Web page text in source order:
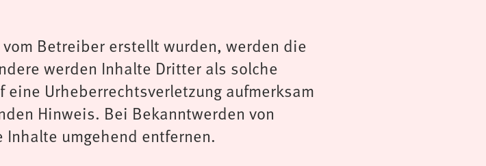
Betreiber erstellt wurden, werden die
werden Inhalte Dritter als solche
Urheberrechtsverletzung aufmerksam
Hinweis. Bei Bekanntwerden von
umgehend entfernen.